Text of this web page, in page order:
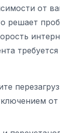
от
решает
от